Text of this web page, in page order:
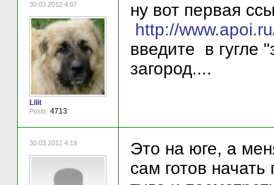
30.03.2012 4:07
Lilit
Posts: 4713
ну вот первая
http://
введите в гугле
загород....
30.03.2012 4:19
Это на юге, а
сам готов